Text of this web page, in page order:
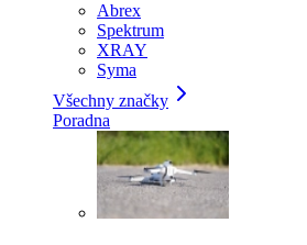
Abrex
Spektrum
XRAY
Syma
Všechny značky
Poradna